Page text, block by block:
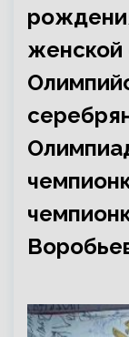
женской